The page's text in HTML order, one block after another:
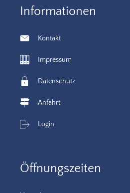
Informationen
Kontakt
Impressum
Datenschutz
Anfahrt
Login
Öffnungszeiten